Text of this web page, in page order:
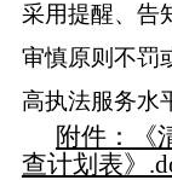
采用提醒、告
审慎原则不罚
高执法服务水
附件：《
查计划表》